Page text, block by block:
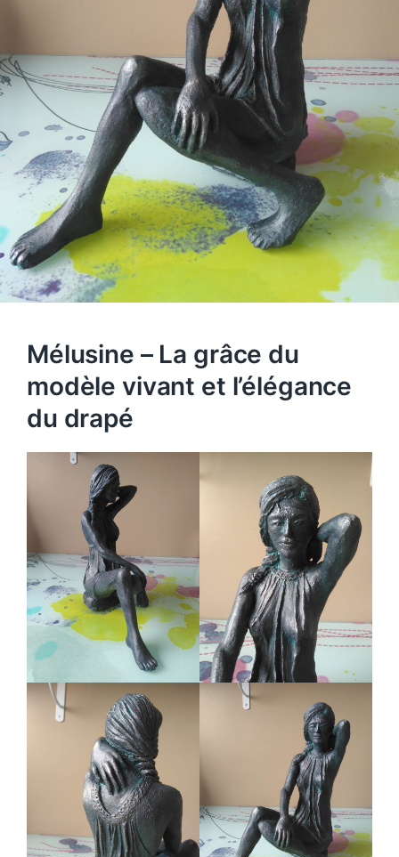
Mélusine – La grâce du
modèle vivant et l’élégance
du drapé